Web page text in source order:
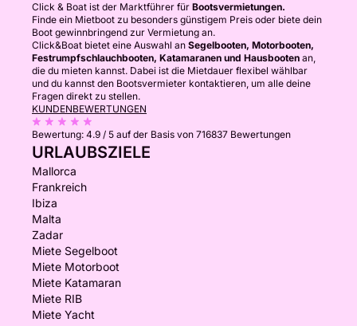
Click & Boat ist der Marktführer für Bootsvermietungen.
Finde ein Mietboot zu besonders günstigem Preis oder biete dein
Boot gewinnbringend zur Vermietung an.
Click&Boat bietet eine Auswahl an Segelbooten, Motorbooten,
Festrumpfschlauchbooten, Katamaranen und Hausbooten an,
die du mieten kannst. Dabei ist die Mietdauer flexibel wählbar
und du kannst den Bootsvermieter kontaktieren, um alle deine
Fragen direkt zu stellen.
KUNDENBEWERTUNGEN
Bewertung: 4.9 / 5 auf der Basis von 716837 Bewertungen
URLAUBSZIELE
Mallorca
Frankreich
Ibiza
Malta
Zadar
Miete Segelboot
Miete Motorboot
Miete Katamaran
Miete RIB
Miete Yacht